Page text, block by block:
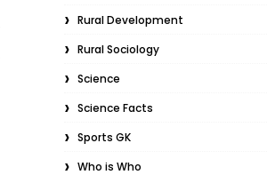
Rural Development
Rural Sociology
Science
Science Facts
Sports GK
Who is Who